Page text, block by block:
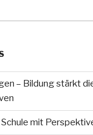
– Bildung stärkt
mit